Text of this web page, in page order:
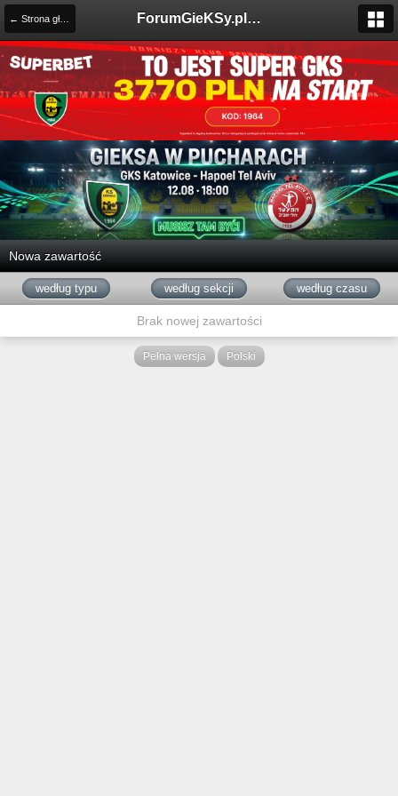
← Strona główna ForumGieKSy.pl - Oficjalne forum kibiców GKS Katowice
Nowa zawartość
według typu według sekcji według czasu
Brak nowej zawartości
Pełna wersja Polski